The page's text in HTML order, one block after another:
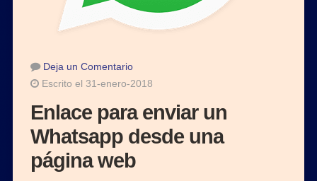
Deja un Comentario
Escrito el 31-enero-2018
Enlace para enviar un
Whatsapp desde una
página web